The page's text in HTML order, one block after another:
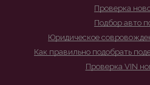
Проверка
Подбор авто
Юридическое
Как правильно подобрать
Проверка VIN